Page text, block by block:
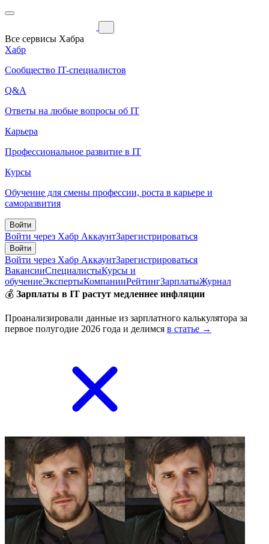
Все сервисы Хабра
Хабр
Сообщество IT-специалистов
Q&A
Ответы на любые вопросы об IT
Карьера
Профессиональное развитие в IT
Курсы
Обучение для смены профессии, роста в карьере и
саморазвития
Войти
Войти через Хабр АккаунтЗарегистрироваться
Войти
Войти через Хабр АккаунтЗарегистрироваться
ВакансииСпециалистыКурсы и
обучениеЭкспертыКомпанииРейтингЗарплатыЖурнал
💰 Зарплаты в IT растут медленнее инфляции
Проанализировали данные из зарплатного калькулятора за
первое полугодие 2026 года и делимся в статье →